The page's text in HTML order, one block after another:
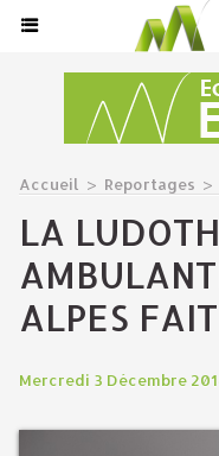
Accueil > Reportages >
LA
ALPES
Mercredi 3 Décembre